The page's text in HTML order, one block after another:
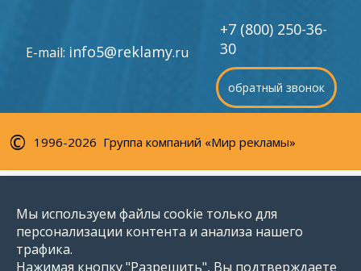
E-mail: info5@reklamy.ru
обратный звонок
+7 (800) 250-36-
30
© 1996-2026 Группа компаний «Мир рекламы»
Мы используем файлы cookie только для
персонализации контента и анализа нашего
трафика.
Нажимая кнопку "Разрешить", Вы подтверждаете